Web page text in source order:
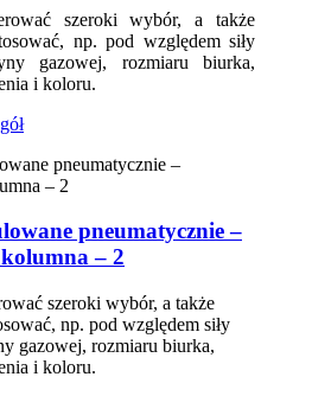
szeroki wybór, a także
np. pod względem siły
gazowej, rozmiaru biurka,
i koloru.
pneumatycznie –
– 2
szeroki wybór, a także
np. pod względem siły
gazowej, rozmiaru biurka,
i koloru.